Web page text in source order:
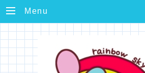
Menu